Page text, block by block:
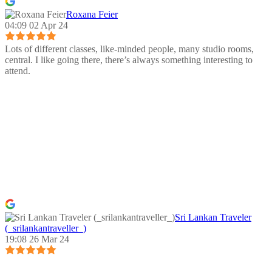
Roxana Feier
04:09 02 Apr 24
Lots of different classes, like-minded people, many studio rooms,
central. I like going there, there’s always something interesting to
attend.
Sri Lankan Traveler
(_srilankantraveller_)
19:08 26 Mar 24